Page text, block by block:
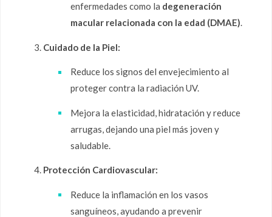
enfermedades como la degeneración
macular relacionada con la edad (DMAE).
Cuidado de la Piel:
Reduce los signos del envejecimiento al
proteger contra la radiación UV.
Mejora la elasticidad, hidratación y reduce
arrugas, dejando una piel más joven y
saludable.
Protección Cardiovascular:
Reduce la inflamación en los vasos
sanguíneos, ayudando a prevenir